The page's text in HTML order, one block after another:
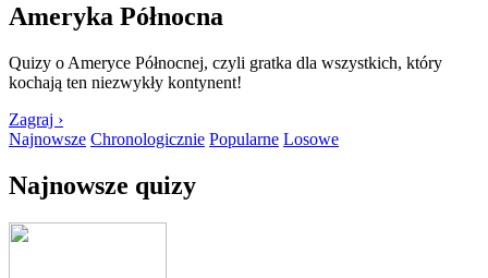
Ameryka Północna
Quizy o Ameryce Północnej, czyli gratka dla wszystkich, który
kochają ten niezwykły kontynent!
Zagraj ›
Najnowsze Chronologicznie Popularne Losowe
Najnowsze quizy